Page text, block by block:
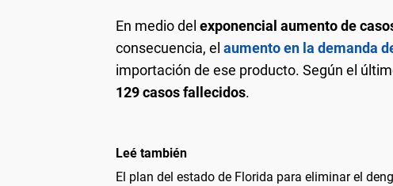
En medio del exponencial aumento de
consecuencia, el aumento en la demanda
importación de ese producto. Según el
129 casos fallecidos.
Leé también
El plan del estado de Florida para eliminar el